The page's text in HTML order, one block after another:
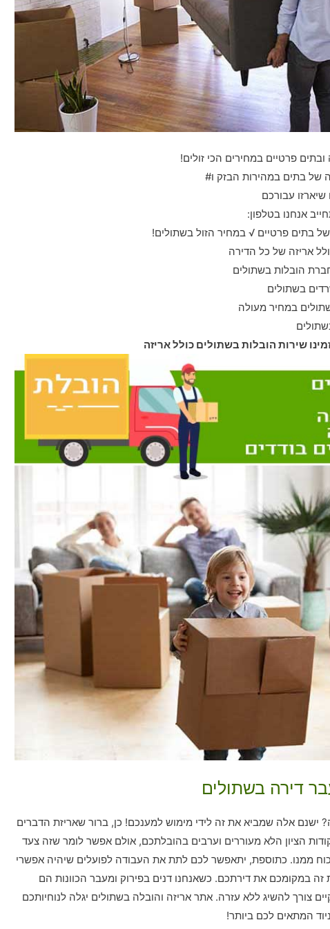
ובתים פרטיים במחירים הכי זולים!
של בתים במהירות הבזק ו#
עבורכם
אנחנו בטלפון:
בתים פרטיים √ במחיר הזול בשתולים!
אריזה של כל הדירה
הובלות בשתולים
בשתולים
במחיר מעולה
שירות הובלות בשתולים כולל אריזה
דירה בשתולים
אלה שמביא את זה לידי מימוש למענכם! כן, ברור שאריזת הדברים
הציון הלא מעוררים וערבים בהובלתכם, אולם אפשר לומר שזה צעד
ממנו. כתוספת, יתאפשר לכם לתת את העבודה לפועלים שיהיה אפשרי
זה במקומכם את דירתכם. כשאנחנו דנים בפירוק ומעבר הכוונות הם
צורך להשיג ללא עזרה. אתר אריזה והובלה בשתולים יגלה לנוחיותכם